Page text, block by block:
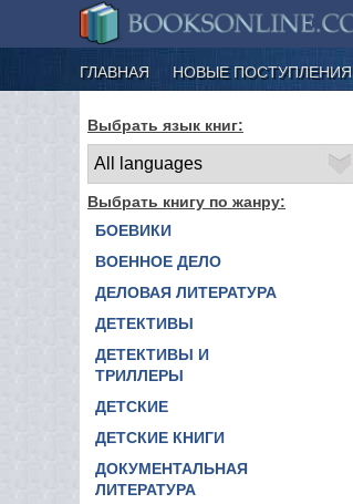
ГЛАВНАЯ НОВЫЕ ПОСТУПЛЕНИЯ
Выбрать язык книг:
Выбрать книгу по жанру:
БОЕВИКИ
ВОЕННОЕ ДЕЛО
ДЕЛОВАЯ ЛИТЕРАТУРА
ДЕТЕКТИВЫ
ДЕТЕКТИВЫ И
ТРИЛЛЕРЫ
ДЕТСКИЕ
ДЕТСКИЕ КНИГИ
ДОКУМЕНТАЛЬНАЯ
ЛИТЕРАТУРА